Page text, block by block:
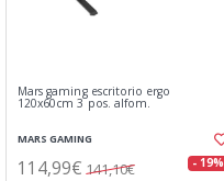
Mars gaming escritorio ergo
120x60cm 3 pos. alfom.
MARS GAMING
114,99€ 141,10€ - 19%